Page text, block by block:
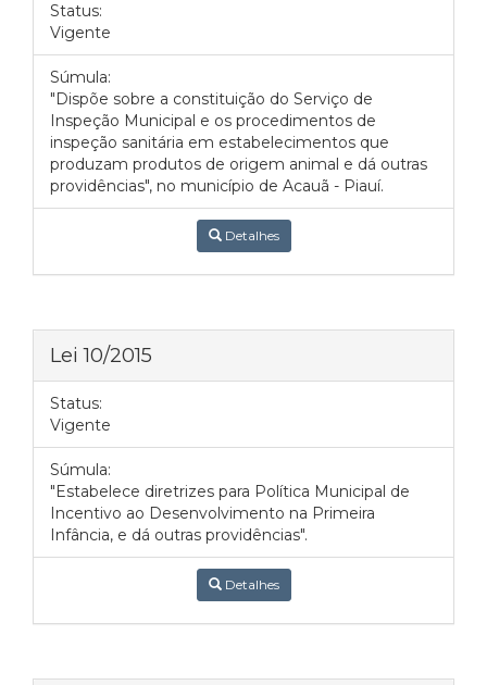
Status:
Vigente
Súmula:
"Dispõe sobre a constituição do Serviço de
Inspeção Municipal e os procedimentos de
inspeção sanitária em estabelecimentos que
produzam produtos de origem animal e dá outras
providências", no município de Acauã - Piauí.
Detalhes
Lei 10/2015
Status:
Vigente
Súmula:
"Estabelece diretrizes para Política Municipal de
Incentivo ao Desenvolvimento na Primeira
Infância, e dá outras providências".
Detalhes